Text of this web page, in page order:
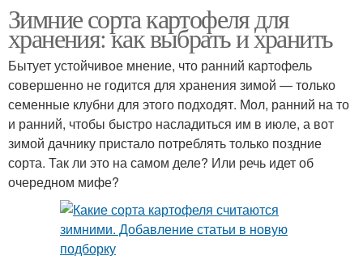
Зимние сорта картофеля для
хранения: как выбрать и хранить
Бытует устойчивое мнение, что ранний картофель
совершенно не годится для хранения зимой — только
семенные клубни для этого подходят. Мол, ранний на то
и ранний, чтобы быстро насладиться им в июле, а вот
зимой дачнику пристало потреблять только поздние
сорта. Так ли это на самом деле? Или речь идет об
очередном мифе?